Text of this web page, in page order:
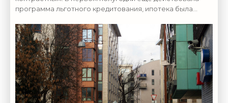
программа льготного кредитования, ипотека была
свой